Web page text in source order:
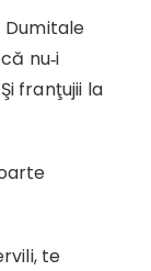
nu‑i
franţujii la
te